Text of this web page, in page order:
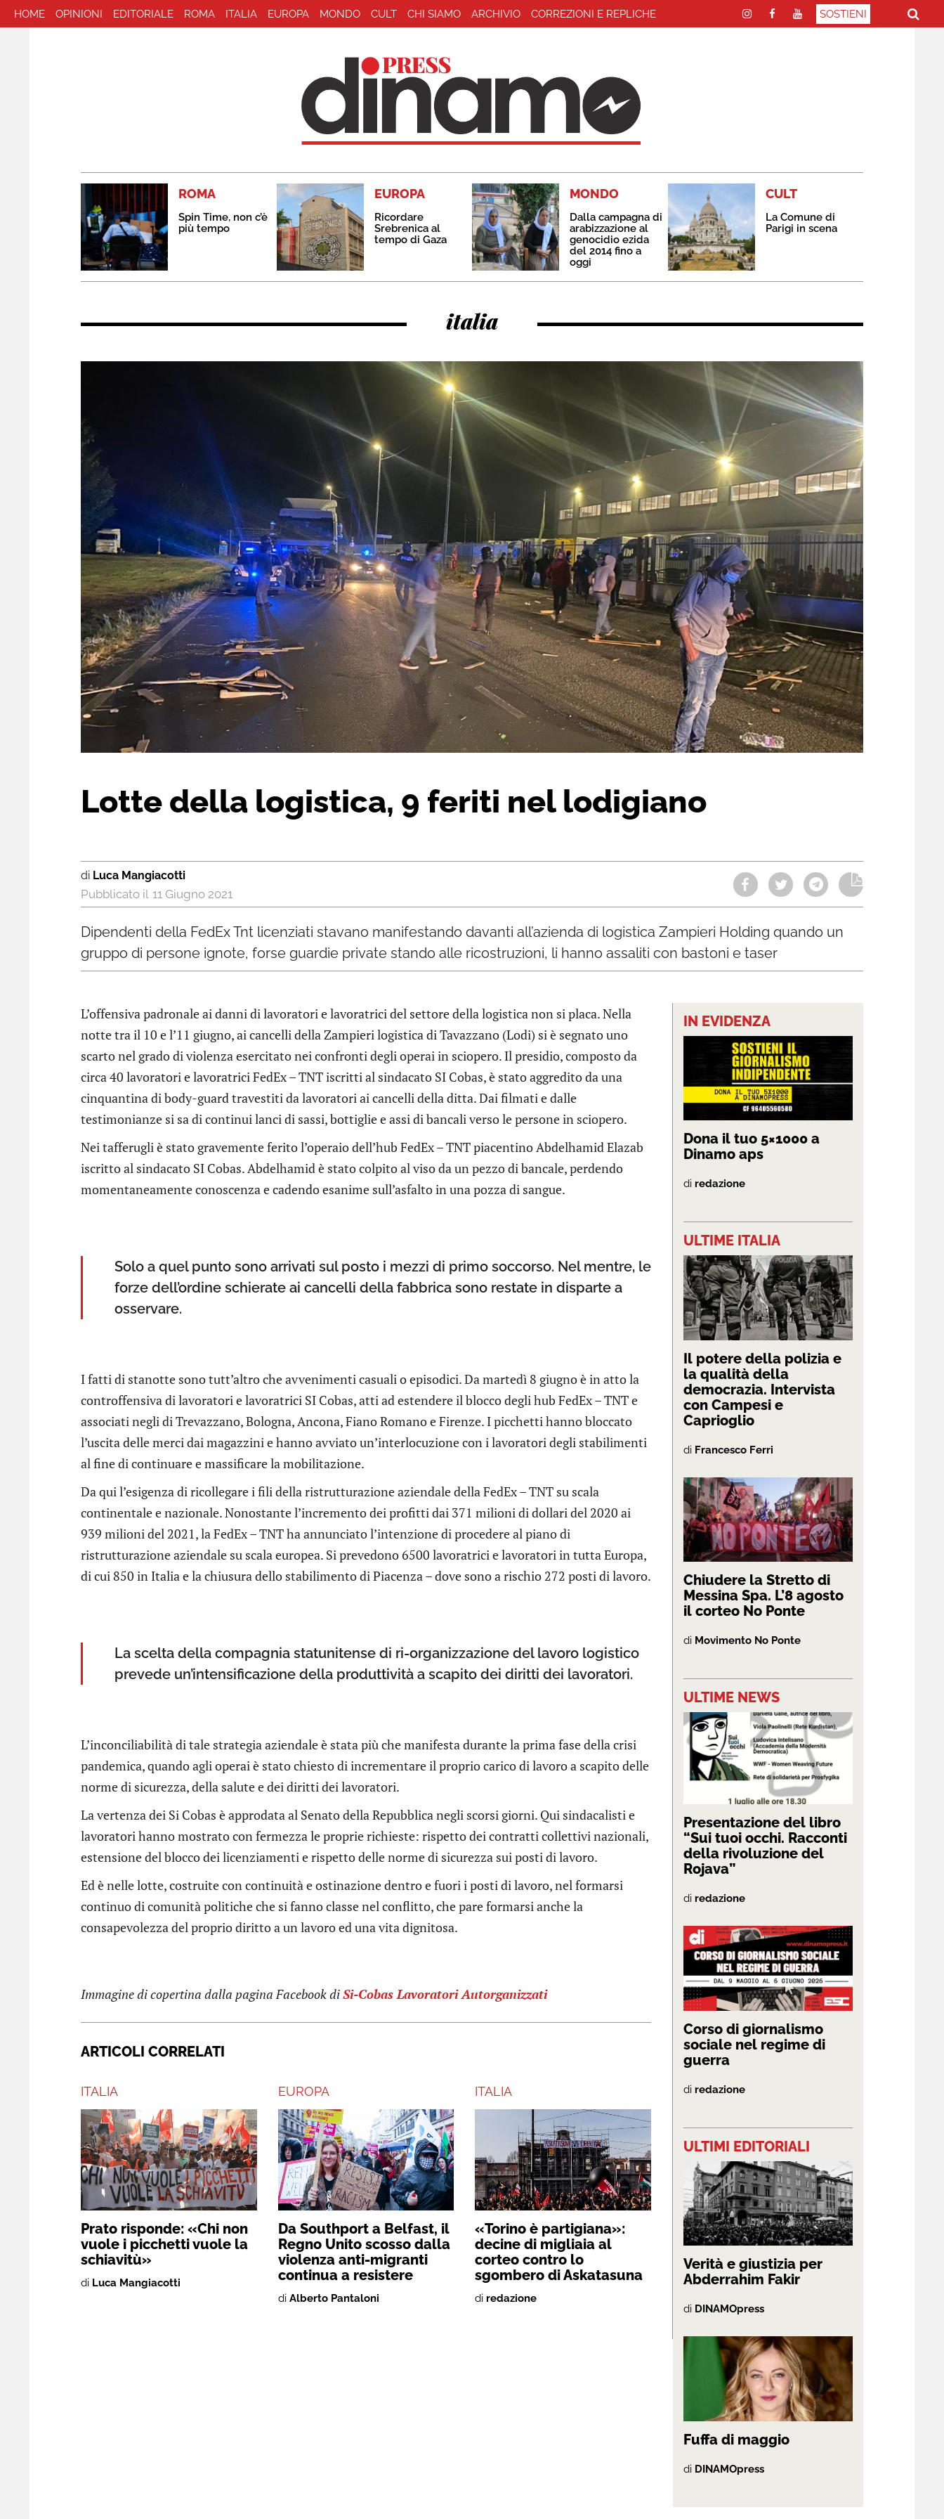
HOME OPINIONI EDITORIALE ROMA ITALIA EUROPA MONDO CULT CHI SIAMO ARCHIVIO CORREZIONI E REPLICHE SOSTIENI
ROMA
Spin Time, non c’è
più tempo
EUROPA
Ricordare
Srebrenica al
tempo di Gaza
MONDO
Dalla campagna di
arabizzazione al
genocidio ezida
del 2014 fino a
oggi
CULT
La Comune di
Parigi in scena
italia
Lotte della logistica, 9 feriti nel lodigiano
di Luca Mangiacotti
11 Giugno 2021
Dipendenti della FedEx Tnt licenziati stavano manifestando davanti all’azienda di logistica Zampieri Holding quando un
gruppo di persone ignote, forse guardie private stando alle ricostruzioni, li hanno assaliti con bastoni e taser
L’offensiva padronale ai danni di lavoratori e lavoratrici del settore della logistica non si placa. Nella
notte tra il 10 e l’11 giugno, ai cancelli della Zampieri logistica di Tavazzano (Lodi) si è segnato uno
scarto nel grado di violenza esercitato nei confronti degli operai in sciopero. Il presidio, composto da
circa 40 lavoratori e lavoratrici FedEx – TNT iscritti al sindacato SI Cobas, è stato aggredito da una
cinquantina di body-guard travestiti da lavoratori ai cancelli della ditta. Dai filmati e dalle
testimonianze si sa di continui lanci di sassi, bottiglie e assi di bancali verso le persone in sciopero.
Nei tafferugli è stato gravemente ferito l’operaio dell’hub FedEx – TNT piacentino Abdelhamid Elazab
iscritto al sindacato SI Cobas. Abdelhamid è stato colpito al viso da un pezzo di bancale, perdendo
momentaneamente conoscenza e cadendo esanime sull’asfalto in una pozza di sangue.
Solo a quel punto sono arrivati sul posto i mezzi di primo soccorso. Nel mentre, le
forze dell’ordine schierate ai cancelli della fabbrica sono restate in disparte a
osservare.
I fatti di stanotte sono tutt’altro che avvenimenti casuali o episodici. Da martedì 8 giugno è in atto la
controffensiva di lavoratori e lavoratrici SI Cobas, atti ad estendere il blocco degli hub FedEx – TNT e
associati negli di Trevazzano, Bologna, Ancona, Fiano Romano e Firenze. I picchetti hanno bloccato
l’uscita delle merci dai magazzini e hanno avviato un’interlocuzione con i lavoratori degli stabilimenti
al fine di continuare e massificare la mobilitazione.
Da qui l’esigenza di ricollegare i fili della ristrutturazione aziendale della FedEx – TNT su scala
continentale e nazionale. Nonostante l’incremento dei profitti dai 371 milioni di dollari del 2020 ai
939 milioni del 2021, la FedEx – TNT ha annunciato l’intenzione di procedere al piano di
ristrutturazione aziendale su scala europea. Si prevedono 6500 lavoratrici e lavoratori in tutta Europa,
di cui 850 in Italia e la chiusura dello stabilimento di Piacenza – dove sono a rischio 272 posti di lavoro.
La scelta della compagnia statunitense di ri-organizzazione del lavoro logistico
prevede un’intensificazione della produttività a scapito dei diritti dei lavoratori.
L’inconciliabilità di tale strategia aziendale è stata più che manifesta durante la prima fase della crisi
pandemica, quando agli operai è stato chiesto di incrementare il proprio carico di lavoro a scapito delle
norme di sicurezza, della salute e dei diritti dei lavoratori.
La vertenza dei Si Cobas è approdata al Senato della Repubblica negli scorsi giorni. Qui sindacalisti e
lavoratori hanno mostrato con fermezza le proprie richieste: rispetto dei contratti collettivi nazionali,
estensione del blocco dei licenziamenti e rispetto delle norme di sicurezza sui posti di lavoro.
Ed è nelle lotte, costruite con continuità e ostinazione dentro e fuori i posti di lavoro, nel formarsi
continuo di comunità politiche che si fanno classe nel conflitto, che pare formarsi anche la
consapevolezza del proprio diritto a un lavoro ed una vita dignitosa.
Immagine di copertina dalla pagina Facebook diSi-Cobas Lavoratori Autorganizzati
ARTICOLI CORRELATI
ITALIA
Prato risponde: «Chi non
vuole i picchetti vuole la
schiavitù»
di Luca Mangiacotti
EUROPA
Da Southport a Belfast, il
Regno Unito scosso dalla
violenza anti-migranti
continua a resistere
di Alberto Pantaloni
ITALIA
«Torino è partigiana»:
decine di migliaia al
corteo contro lo
sgombero di Askatasuna
di redazione
IN EVIDENZA
Dona il tuo 5×1000 a
Dinamo aps
di redazione
ULTIME ITALIA
Il potere della polizia e
la qualità della
democrazia. Intervista
con Campesi e
Caprioglio
di Francesco Ferri
Chiudere la Stretto di
Messina Spa. L’8 agosto
il corteo No Ponte
di Movimento No Ponte
ULTIME NEWS
Presentazione del libro
“Sui tuoi occhi. Racconti
della rivoluzione del
Rojava”
di redazione
Corso di giornalismo
sociale nel regime di
guerra
di redazione
ULTIMI EDITORIALI
Verità e giustizia per
Abderrahim Fakir
di DINAMOpress
Fuffa di maggio
di DINAMOpress